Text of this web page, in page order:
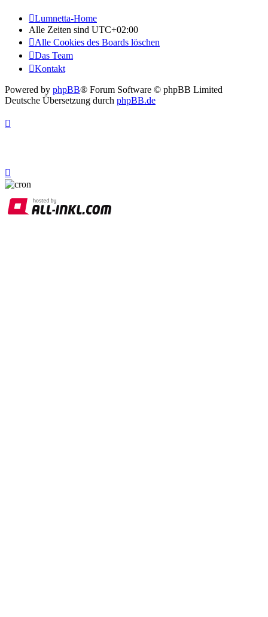
Lumnetta-Home
Alle Zeiten sind UTC+02:00
Alle Cookies des Boards löschen
Das Team
Kontakt
Powered by phpBB® Forum Software © phpBB Limited
Deutsche Übersetzung durch phpBB.de